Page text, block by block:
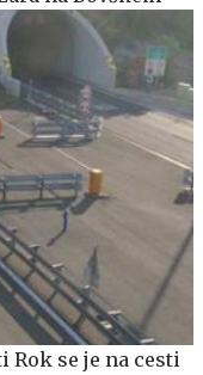
Rok se je na cesti